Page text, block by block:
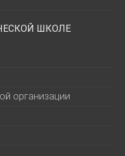
ШКОЛЕ
организации